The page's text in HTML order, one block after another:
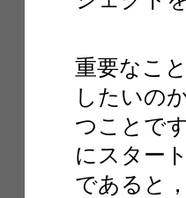
重要なこ
したいの
つことで
にスター
であると